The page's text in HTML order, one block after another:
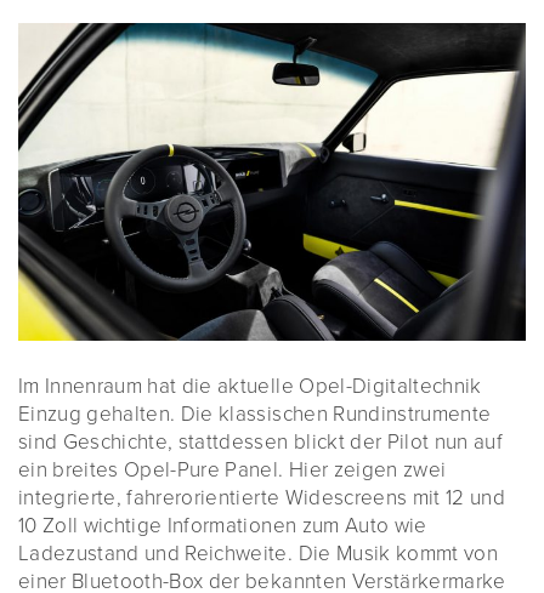
Im Innenraum hat die aktuelle Opel-Digitaltechnik
Einzug gehalten. Die klassischen Rundinstrumente
sind Geschichte, stattdessen blickt der Pilot nun auf
ein breites Opel-Pure Panel. Hier zeigen zwei
integrierte, fahrerorientierte Widescreens mit 12 und
10 Zoll wichtige Informationen zum Auto wie
Ladezustand und Reichweite. Die Musik kommt von
einer Bluetooth-Box der bekannten Verstärkermarke